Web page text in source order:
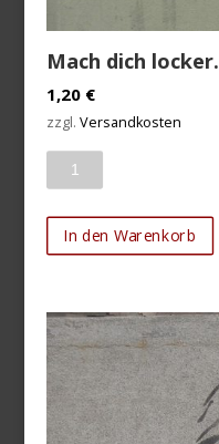
Mach dich locker.
1,20 €
zzgl.Versandkosten
In den Warenkorb